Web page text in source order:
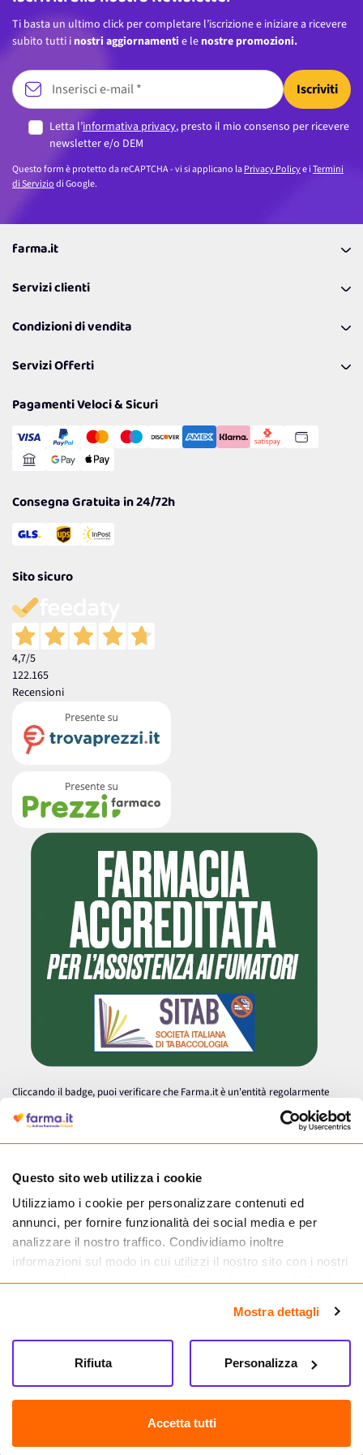
Questo sito web utilizza i cookie
Utilizziamo i cookie per personalizzare contenuti ed
annunci, per fornire funzionalità dei social media e per
analizzare il nostro traffico. Condividiamo inoltre
informazioni sul modo in cui utilizzi il nostro sito con i nostri
partner che si occupano di analisi dei dati web, pubblicità e
informazioni che hai fornito loro o che hanno raccolto dal
tuo utilizzo dei loro servizi.
Mostra dettagli
Accetta tutti
Personalizza
Rifiuta
Ti basta un ultimo click per completare l’iscrizione e iniziare a ricevere
subito tutti i nostri aggiornamenti e le nostre promozioni.
Iscriviti
Letta l’informativa privacy, presto il mio consenso per ricevere
newsletter e/o DEM
Questo form è protetto da reCAPTCHA - vi si applicano laPrivacy Policye iTermini
di Serviziodi Google.
farma.it
Coupon
Lavora con noi
Politiche per la parità di genere
Servizi clienti
Richiamami
Resi
Condizioni di vendita
Spedizioni
Cookie Policy
Gestisci Cookie
Servizi Offerti
Reso Facile e Veloce
Pagamenti Veloci & Sicuri
Consegna Gratuita in 24/72h
Sito sicuro
4,7/5
122.165
Recensioni
Cliccando il badge, puoi verificare che Farma.it è un'entità regolarmente
autorizzata dal Ministero della Salute a effettuare la vendita online di
medicinali.
Farma.it S.a.s. P. IVA 07417261216 REA: NA-884088
CREDITS
Sede legale Via delle Repubbliche Marinare 128, 80147 Napoli